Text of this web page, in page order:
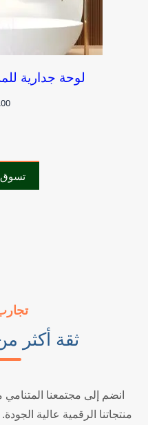
لوحة جدارية
0.00
تسوق
ثقة أكثر من 5,000
انضم إلى مجتمعنا المتنامي
منتجاتنا الرقمية عالية